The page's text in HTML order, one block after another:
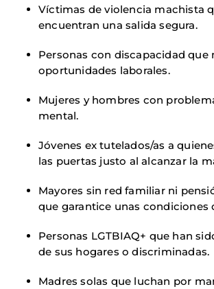
Víctimas de violencia machista
encuentran una salida segura.
Personas con discapacidad que
oportunidades laborales.
Mujeres y hombres con
mental.
Jóvenes ex tutelados/as a
las puertas justo al alcanzar la
Mayores sin red familiar ni
que garantice unas condiciones
Personas LGTBIAQ+ que han
de sus hogares o discriminadas.
Madres solas que luchan por